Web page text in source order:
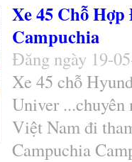
Xe 45 Chỗ
Campuchia
Đăng ngày 19-
Xe 45 chỗ
Univer ...chuyên
Việt Nam đi
Campuchia